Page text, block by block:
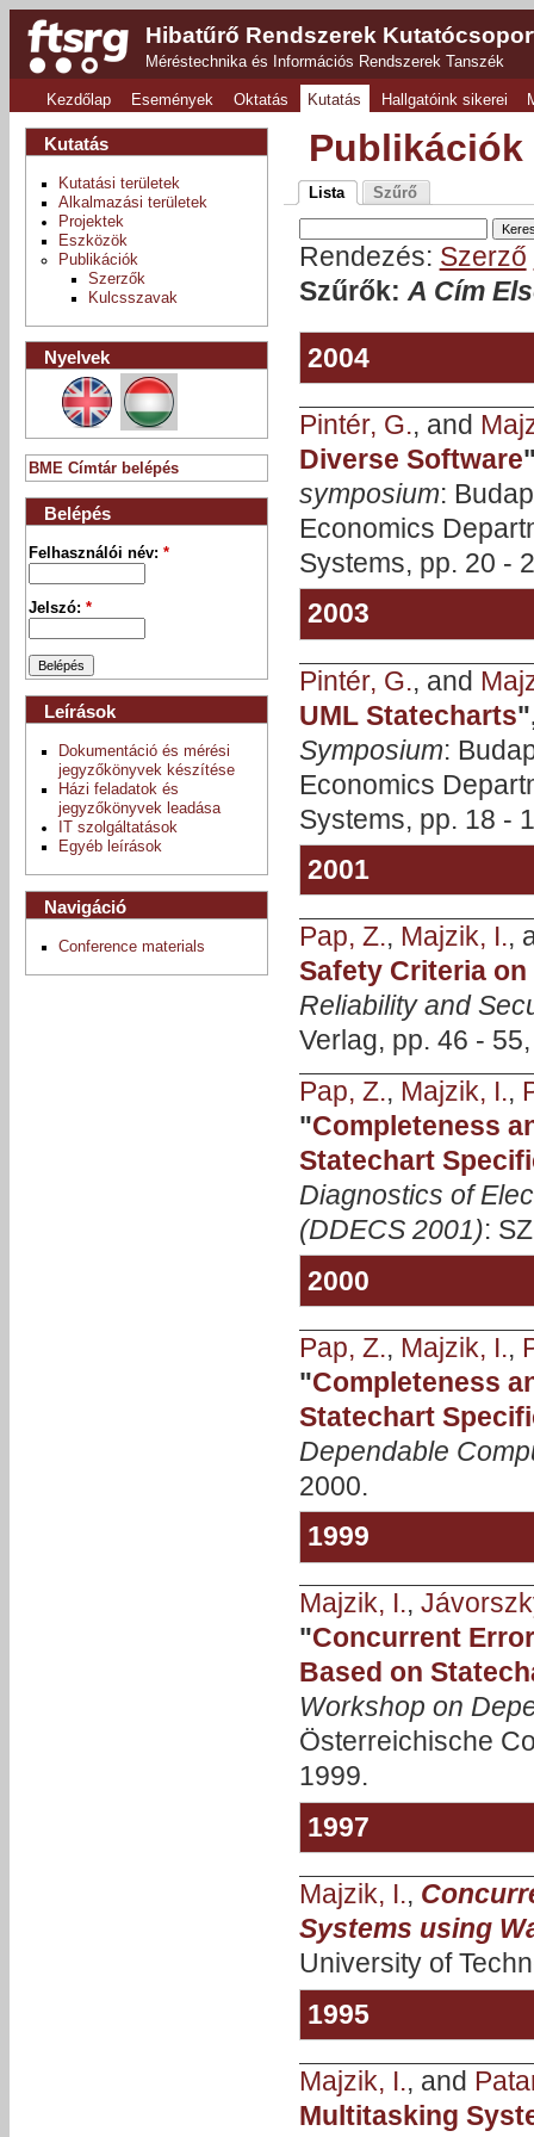
Hibatűrő Rendszerek
Méréstechnika és Információs Rendszerek Tanszék
Kezdőlap Események Oktatás Kutatás Hallgatóink sikerei
Publikációk
Lista Szűrő
Rendezés: Szerző
Szűrők:A Cím
2004
Pintér, G., and
Diverse Software
symposium:
Economics
Systems, pp. 20 -
2003
Pintér, G., and
UML Statecharts
Symposium:
Economics
Systems, pp. 18 -
2001
Pap, Z., Majzik, I.,
Safety Criteria
Reliability and
Verlag, pp. 46 -
Pap, Z., Majzik, I.,
"Completeness
Statechart
Diagnostics of
(DDECS 2001):
2000
Pap, Z., Majzik, I.,
"Completeness
Statechart
Dependable
2000.
1999
Majzik, I.,
"Concurrent
Based on
Workshop on
Österreichische
1999.
1997
Majzik, I.,
Systems using
University of
1995
Majzik, I., and
Multitasking
Kutatás
Kutatási területek
Alkalmazási területek
Projektek
Eszközök
Publikációk
Szerzők
Kulcsszavak
Nyelvek
BME Címtár belépés
Belépés
Felhasználói név:*
Jelszó:*
Leírások
Dokumentáció és mérési
jegyzőkönyvek készítése
Házi feladatok és
jegyzőkönyvek leadása
IT szolgáltatások
Egyéb leírások
Navigáció
Conference materials